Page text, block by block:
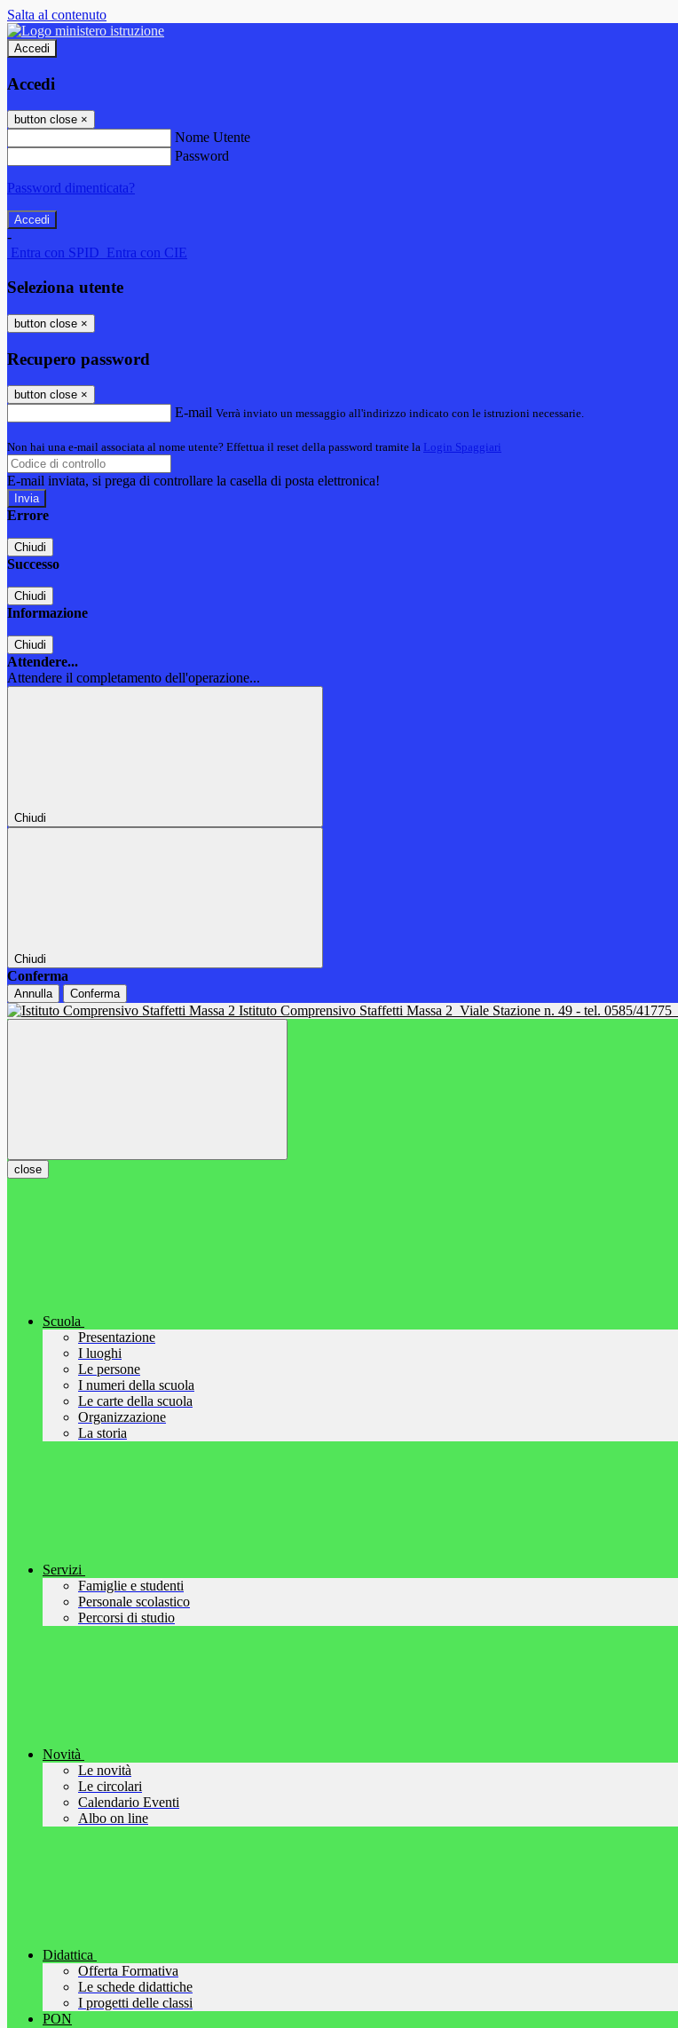
Salta al contenuto
Accedi
Accedi
button close ×
Nome Utente
Password
Password dimenticata?
-
Entra con SPID Entra con CIE
Seleziona utente
button close ×
Recupero password
button close ×
E-mail Verrà inviato un messaggio all'indirizzo indicato con le istruzioni necessarie.
Non hai una e-mail associata al nome utente? Effettua il reset della password tramite la Login Spaggiari
E-mail inviata, si prega di controllare la casella di posta elettronica!
Errore
Chiudi
Successo
Chiudi
Informazione
Chiudi
Attendere...
Attendere il completamento dell'operazione...
Chiudi
Chiudi
Conferma
Annulla Conferma
Istituto Comprensivo Staffetti Massa 2 Viale Stazione n. 49 - tel. 0585/41775
close
Scuola
Presentazione
I luoghi
Le persone
I numeri della scuola
Le carte della scuola
Organizzazione
La storia
Servizi
Famiglie e studenti
Personale scolastico
Percorsi di studio
Novità
Le novità
Le circolari
Calendario Eventi
Albo on line
Didattica
Offerta Formativa
Le schede didattiche
I progetti delle classi
PON